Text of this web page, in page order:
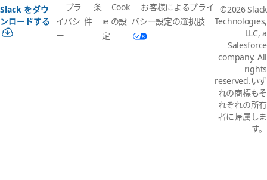
Slack をダウ
ンロードする
プラ
イバシ
ー
条
件
Cook
ie の設
定
お客様によるプライ
バシー設定の選択肢
©2026 Slack
Technologies,
LLC, a
Salesforce
company. All
rights
reserved.いず
れの商標もそ
れぞれの所有
者に帰属しま
す。